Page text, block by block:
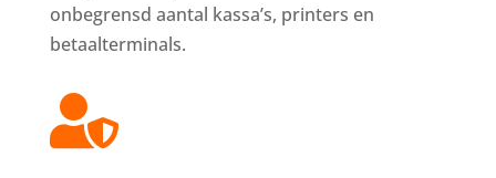
onbegrensd aantal kassa’s, printers en
betaalterminals.
